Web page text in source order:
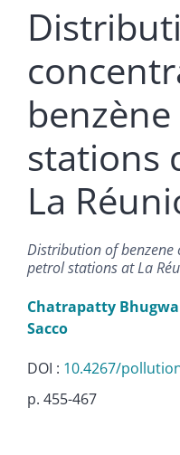
stations
La
Distribution of
petrol stations at La
Chatrapatty
Sacco
DOI : 10.4267/
p. 455-467